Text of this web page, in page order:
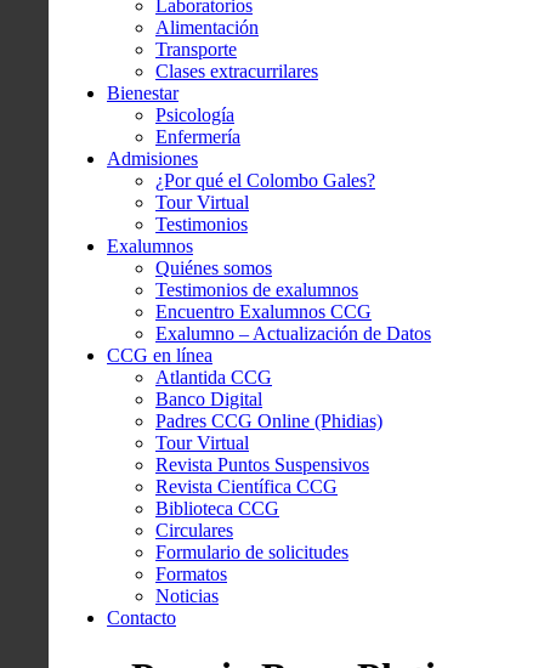
Laboratorios
Alimentación
Transporte
Clases extracurrilares
Bienestar
Psicología
Enfermería
Admisiones
¿Por qué el Colombo Gales?
Tour Virtual
Testimonios
Exalumnos
Quiénes somos
Testimonios de exalumnos
Encuentro Exalumnos CCG
Exalumno – Actualización de Datos
CCG en línea
Atlantida CCG
Banco Digital
Padres CCG Online (Phidias)
Tour Virtual
Revista Puntos Suspensivos
Revista Científica CCG
Biblioteca CCG
Circulares
Formulario de solicitudes
Formatos
Noticias
Contacto